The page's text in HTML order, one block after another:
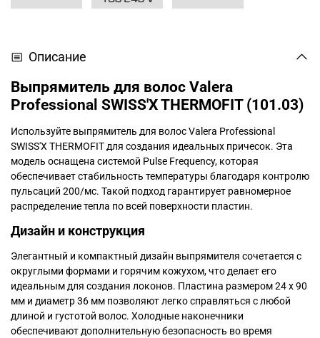
Описание
Выпрямитель для волос Valera
Professional SWISS'X THERMOFIT (101.03)
Используйте выпрямитель для волос Valera Professional
SWISS'X THERMOFIT для создания идеальных причесок. Эта
модель оснащена системой Pulse Frequency, которая
обеспечивает стабильность температуры благодаря контролю
пульсаций 200/мс. Такой подход гарантирует равномерное
распределение тепла по всей поверхности пластин.
Дизайн и конструкция
Элегантный и компактный дизайн выпрямителя сочетается с
округлыми формами и горячим кожухом, что делает его
идеальным для создания локонов. Пластина размером 24 x 90
мм и диаметр 36 мм позволяют легко справляться с любой
длиной и густотой волос. Холодные наконечники
обеспечивают дополнительную безопасность во время